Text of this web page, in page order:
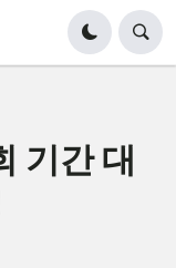
기간 대